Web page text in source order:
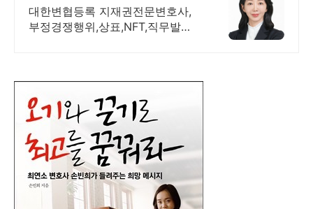
대한변협등록 지재권전문변호사,
부정경쟁행위,상표,NFT,직무발명,